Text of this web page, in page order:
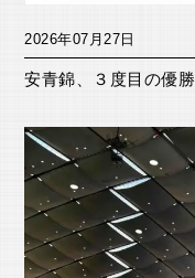
2026年07月27日
安青錦、３度目の優勝